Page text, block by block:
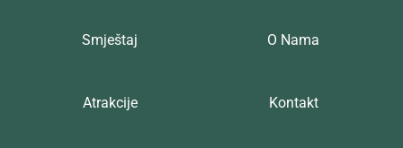
Smještaj
Atrakcije
O Nama
Kontakt